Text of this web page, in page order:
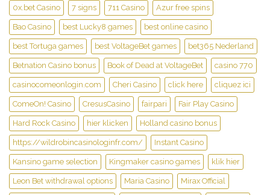
game
and
the
pond
urban
area
is
good
for
pictures
0x.bet Casino 7 signs 711 Casino Azur free spins
Bao Casino best Lucky8 games best online casino
best Tortuga games best VoltageBet games bet365 Nederland
Betnation Casino bonus Book of Dead at VoltageBet casino 770
casinocomeonlogin.com Cheri Casino click here cliquez ici
ComeOn! Casino CresusCasino fairpari Fair Play Casino
Hard Rock Casino hier klicken Holland casino bonus
https://wildrobincasinologinfr.com/ Instant Casino
Kansino game selection Kingmaker casino games klik hier
Leon Bet withdrawal options Maria Casino Mirax Official